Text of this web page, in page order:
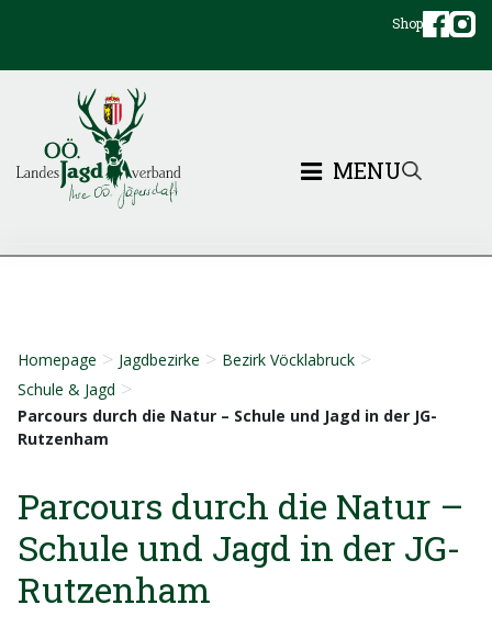
Shop
MENU
Homepage > Jagdbezirke > Bezirk Vöcklabruck >
Schule & Jagd >
Parcours durch die Natur – Schule und Jagd in der JG-
Rutzenham
Parcours durch die Natur –
Schule und Jagd in der JG-
Rutzenham